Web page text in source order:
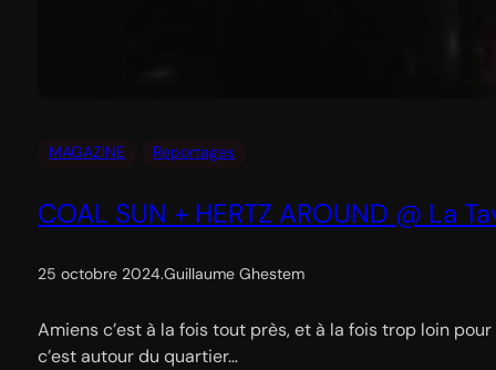
MAGAZINE Reportages
COAL SUN + HERTZ AROUND @ La
25 octobre 2024.Guillaume Ghestem
Amiens c’est à la fois tout près, et à la fois trop loin
c’est autour du quartier…